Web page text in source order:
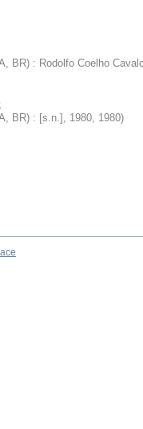
BR) : Rodolfo Coelho
BR) : [s.n.], 1980, 1980)